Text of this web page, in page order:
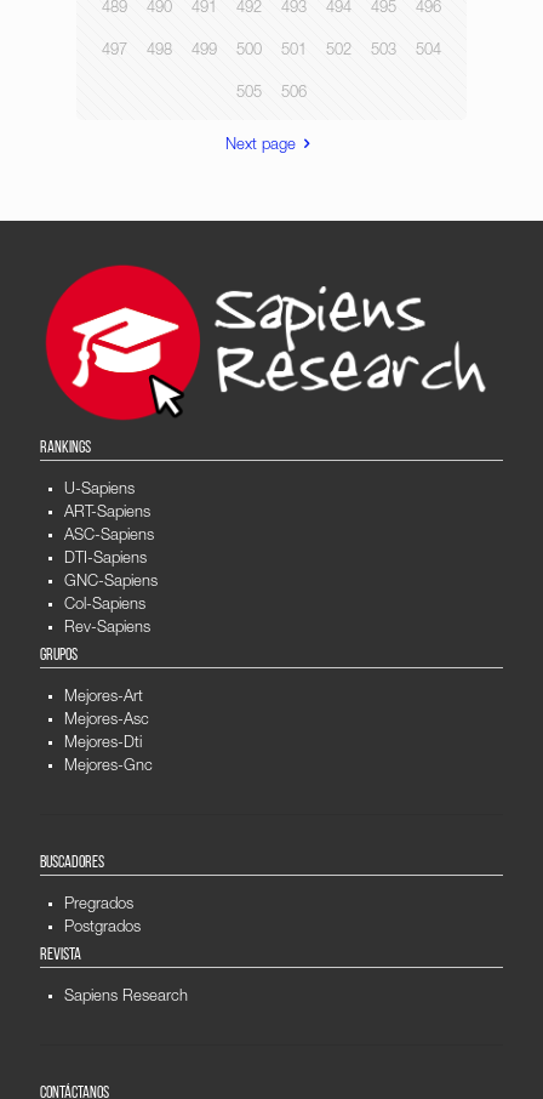
489 490 491 492 493 494 495 496
497 498 499 500 501 502 503 504
505 506
Next page
RANKINGS
U-Sapiens
ART-Sapiens
ASC-Sapiens
DTI-Sapiens
GNC-Sapiens
Col-Sapiens
Rev-Sapiens
GRUPOS
Mejores-Art
Mejores-Asc
Mejores-Dti
Mejores-Gnc
BUSCADORES
Pregrados
Postgrados
REVISTA
Sapiens Research
CONTÁCTANOS